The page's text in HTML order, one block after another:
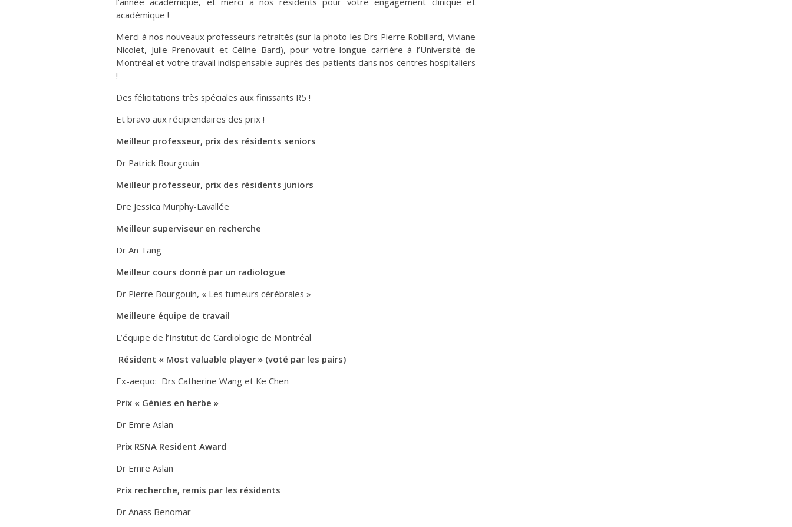
académique !
Merci à nos nouveaux professeurs retraités (sur la photo les Drs Pierre Robillard, Viviane
Nicolet, Julie Prenovault et Céline Bard), pour votre longue carrière à l’Université de
Montréal et votre travail indispensable auprès des patients dans nos centres hospitaliers
!
Des félicitations très spéciales aux finissants R5 !
Et bravo aux récipiendaires des prix !
Meilleur professeur, prix des résidents seniors
Dr Patrick Bourgouin
Meilleur professeur, prix des résidents juniors
Dre Jessica Murphy-Lavallée
Meilleur superviseur en recherche
Dr An Tang
Meilleur cours donné par un radiologue
Dr Pierre Bourgouin, « Les tumeurs cérébrales »
Meilleure équipe de travail
L’équipe de l’Institut de Cardiologie de Montréal
Résident « Most valuable player » (voté par les pairs)
Ex-aequo: Drs Catherine Wang et Ke Chen
Prix « Génies en herbe »
Dr Emre Aslan
Prix RSNA Resident Award
Dr Emre Aslan
Prix recherche, remis par les résidents
Dr Anass Benomar